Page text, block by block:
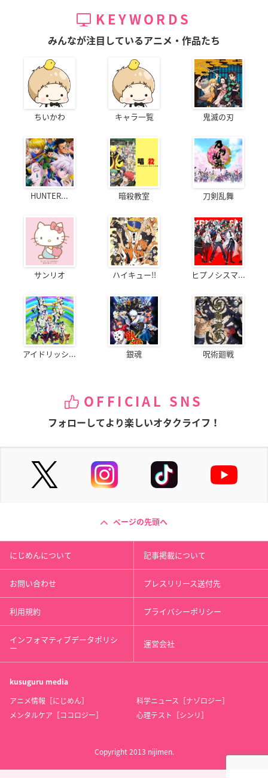
KEYWORDS
みんなが注目しているアニメ・作品たち
ちいかわ キャラ一覧 鬼滅の刃
HUNTER... 暗殺教室 刀剣乱舞
サンリオ ハイキュー!! ヒプノシスマ...
アイドリッシ... 銀魂 呪術廻戦
OFFICIAL SNS
フォローしてより楽しいオタクライフ！
ページの先頭へ
にじめんについて 記事掲載について
お問い合わせ プレスリリース送付先
利用規約 プライバシーポリシー
インフォマティブデータポリシ
ー 運営会社
kusuguru media
アニメ情報［にじめん］
科学ニュース［ナゾロジー］
メンタルケア［ココロジー］
心理テスト［シンリ］
Copyright 2013 nijimen.